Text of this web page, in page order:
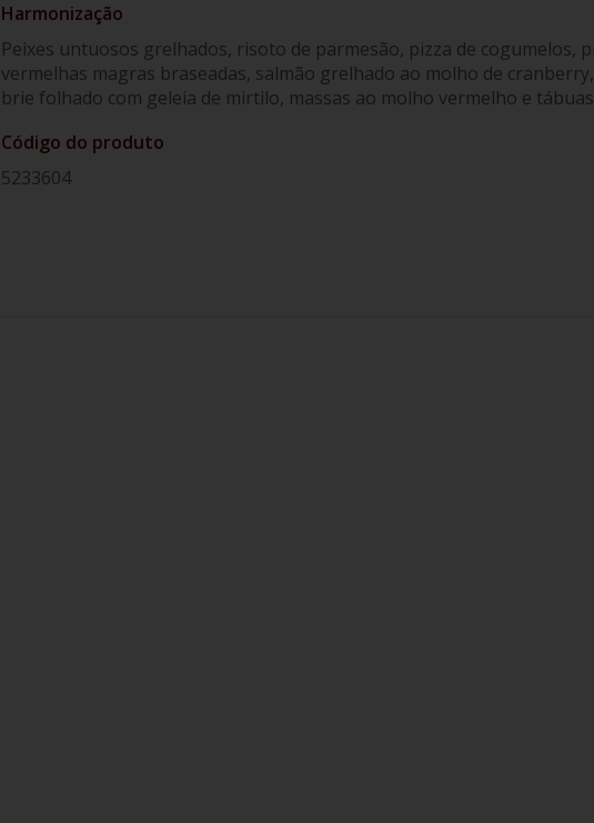
Harmonização
Peixes untuosos grelhados, risoto de parmesão, pizza de cogumelos,
vermelhas magras braseadas, salmão grelhado ao molho de
brie folhado com geleia de mirtilo, massas ao molho vermelho e
Código do produto
5233604